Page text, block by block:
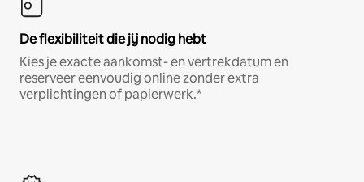
De flexibiliteit die jij nodig hebt
Kies je exacte aankomst- en vertrekdatum en
reserveer eenvoudig online zonder extra
verplichtingen of papierwerk.*